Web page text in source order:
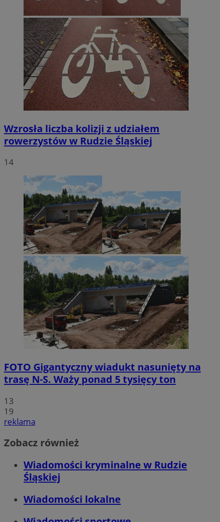
Wzrosła liczba kolizji z udziałem
rowerzystów w Rudzie Śląskiej
14
FOTO Gigantyczny wiadukt nasunięty na
trasę N-S. Waży ponad 5 tysięcy ton
13
19
reklama
Zobacz również
Wiadomości kryminalne w Rudzie
Śląskiej
Wiadomości lokalne